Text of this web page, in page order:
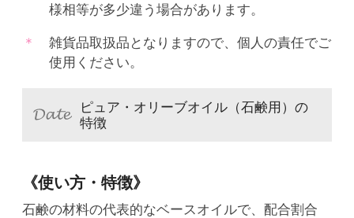
様相等が多少違う場合があります。
雑貨品取扱品となりますので、個人の責任でご
使用ください。
ピュア・オリーブオイル（石鹸用）の
特徴
《使い方・特徴》
石鹸の材料の代表的なベースオイルで、配合割合